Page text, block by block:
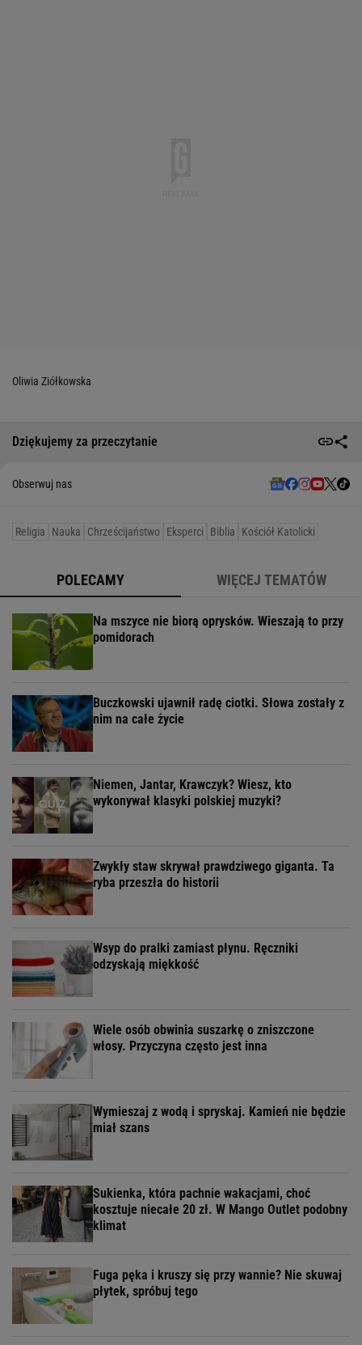
Oliwia Ziółkowska
Dziękujemy za przeczytanie
Obserwuj nas
Religia Nauka Chrześcijaństwo Eksperci Biblia Kościół Katolicki
POLECAMY WIĘCEJ TEMATÓW
Na mszyce nie biorą oprysków. Wieszają to przy
pomidorach
Buczkowski ujawnił radę ciotki. Słowa zostały z
nim na całe życie
Niemen, Jantar, Krawczyk? Wiesz, kto
wykonywał klasyki polskiej muzyki?
Zwykły staw skrywał prawdziwego giganta. Ta
ryba przeszła do historii
Wsyp do pralki zamiast płynu. Ręczniki
odzyskają miękkość
Wiele osób obwinia suszarkę o zniszczone
włosy. Przyczyna często jest inna
Wymieszaj z wodą i spryskaj. Kamień nie będzie
miał szans
Sukienka, która pachnie wakacjami, choć
kosztuje niecałe 20 zł. W Mango Outlet podobny
klimat
Fuga pęka i kruszy się przy wannie? Nie skuwaj
płytek, spróbuj tego